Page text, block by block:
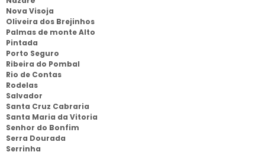
Nova Visoja
Oliveira dos Brejinhos
Palmas de monte Alto
Pintada
Porto Seguro
Ribeira do Pombal
Rio de Contas
Rodelas
Salvador
Santa Cruz Cabraria
Santa Maria da Vitoria
Senhor do Bonfim
Serra Dourada
Serrinha